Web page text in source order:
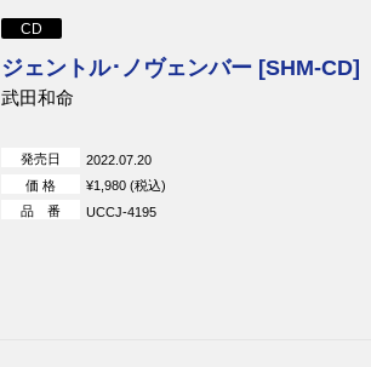
CD
ジェントル･ノヴェンバー [SHM-CD]
武田和命
発売日
2022.07.20
価 格
¥1,980 (税込)
品 番
UCCJ-4195